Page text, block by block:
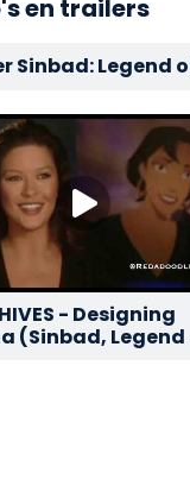
en trailers
Sinbad: Legend
- Designing
(Sinbad, Legend